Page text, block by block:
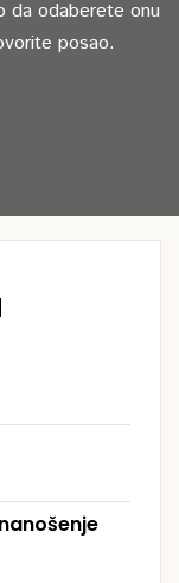
da odaberete onu
posao.